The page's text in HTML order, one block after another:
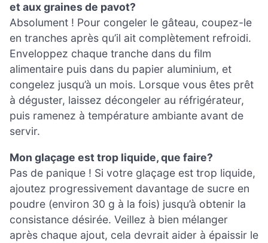
et aux graines de pavot?
Absolument ! Pour congeler le gâteau, coupez-le
en tranches après qu’il ait complètement refroidi.
Enveloppez chaque tranche dans du film
alimentaire puis dans du papier aluminium, et
congelez jusqu’à un mois. Lorsque vous êtes prêt
à déguster, laissez décongeler au réfrigérateur,
puis ramenez à température ambiante avant de
servir.
Mon glaçage est trop liquide, que faire?
Pas de panique ! Si votre glaçage est trop liquide,
ajoutez progressivement davantage de sucre en
poudre (environ 30 g à la fois) jusqu’à obtenir la
consistance désirée. Veillez à bien mélanger
après chaque ajout, cela devrait aider à épaissir le